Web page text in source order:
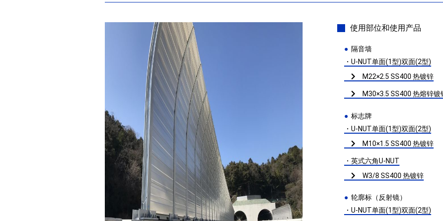
使用部位和使用产品
隔音墙
・U-NUT单面(1型)双面(2型)
M22×2.5 SS400 热镀锌
M30×3.5 SS400 热熔锌镀
标志牌
・U-NUT单面(1型)双面(2型)
M10×1.5 SS400 热镀锌
・英式六角U-NUT
W3/8 SS400 热镀锌
轮廓标（反射镜）
・U-NUT单面(1型)双面(2型)